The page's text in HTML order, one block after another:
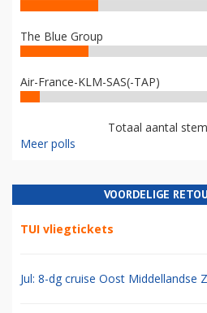
The Blue Group
Air-France-KLM-SAS(-TAP)
Totaal aantal
Meer polls
VOORDELIGE
TUI vliegtickets
Jul: 8-dg cruise Oost Middellandse